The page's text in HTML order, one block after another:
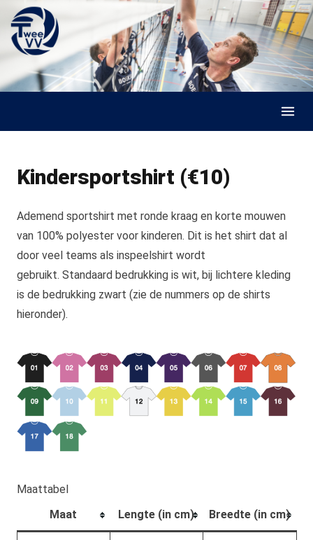
Skip to content
Kindersportshirt (€10)
Ademend sportshirt met ronde kraag en korte mouwen
van 100% polyester voor kinderen. Dit is het shirt dat al
door veel teams als inspeelshirt wordt
gebruikt. Standaard bedrukking is wit, bij lichtere kleding
is de bedrukking zwart (zie de nummers op de shirts
hieronder).
Maattabel
Maat
Lengte (in cm) Breedte (in cm)